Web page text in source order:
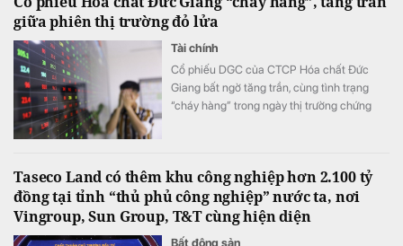
giữa phiên thị trường đỏ lửa
Tài chính
Cổ phiếu DGC của CTCP Hóa chất Đức
Giang bất ngờ tăng trần, cùng tình trạng
“cháy hàng” trong ngày thị trường chứng
Taseco Land có thêm khu công nghiệp hơn 2.100 tỷ
đồng tại tỉnh “thủ phủ công nghiệp” nước ta, nơi
Vingroup, Sun Group, T&T cùng hiện diện
Bất động sản